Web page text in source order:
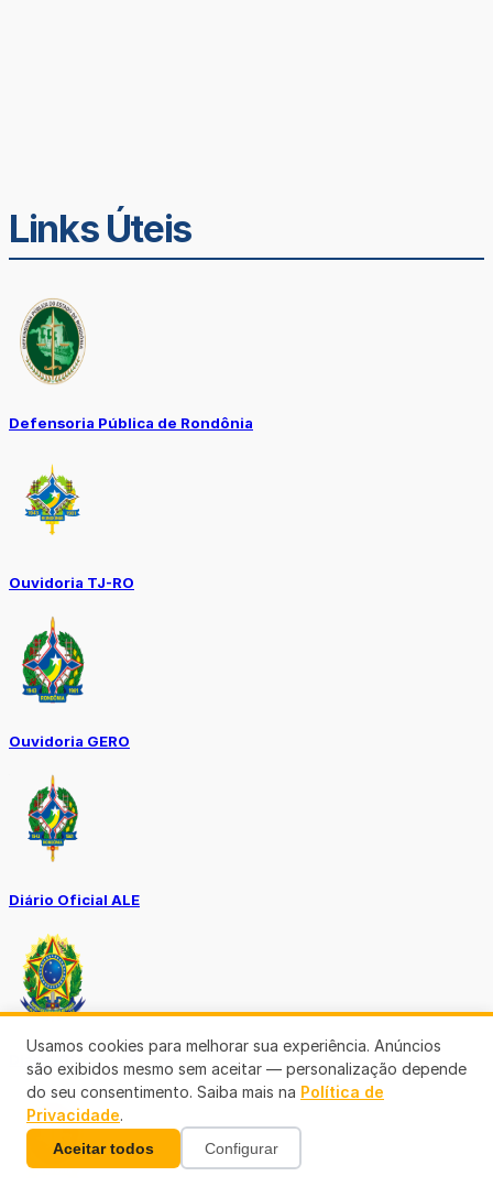
Links Úteis
Defensoria Pública de Rondônia
Ouvidoria TJ-RO
Ouvidoria GERO
Diário Oficial ALE
Diário Oficial da União
Usamos cookies para melhorar sua experiência. Anúncios
são exibidos mesmo sem aceitar — personalização depende
do seu consentimento. Saiba mais na Política de
Privacidade.
Aceitar todos Configurar